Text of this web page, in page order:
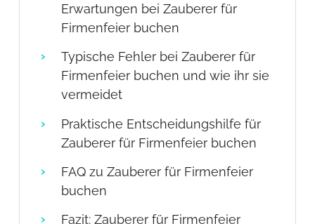
Erwartungen bei Zauberer für
Firmenfeier buchen
Typische Fehler bei Zauberer für
Firmenfeier buchen und wie ihr sie
vermeidet
Praktische Entscheidungshilfe für
Zauberer für Firmenfeier buchen
FAQ zu Zauberer für Firmenfeier
buchen
Fazit: Zauberer für Firmenfeier